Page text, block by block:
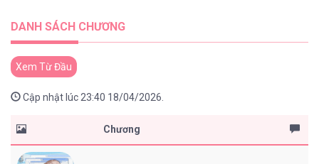
DANH SÁCH CHƯƠNG
Xem Từ Đầu
Cập nhật lúc 23:40 18/04/2026.
Chương